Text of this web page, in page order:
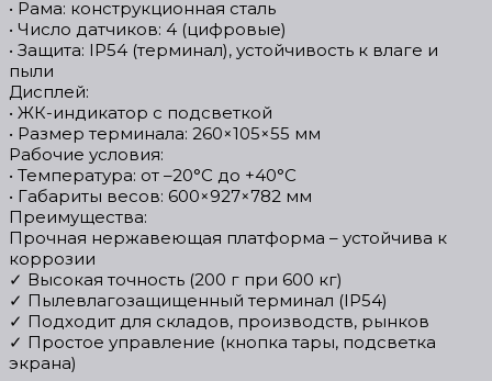
• Рама: конструкционная сталь
• Число датчиков: 4 (цифровые)
• Защита: IP54 (терминал), устойчивость к влаге и
пыли
Дисплей:
• ЖК-индикатор с подсветкой
• Размер терминала: 260×105×55 мм
Рабочие условия:
• Температура: от –20°C до +40°C
• Габариты весов: 600×927×782 мм
Преимущества:
Прочная нержавеющая платформа – устойчива к
коррозии
✓ Высокая точность (200 г при 600 кг)
✓ Пылевлагозащищенный терминал (IP54)
✓ Подходит для складов, производств, рынков
✓ Простое управление (кнопка тары, подсветка
экрана)